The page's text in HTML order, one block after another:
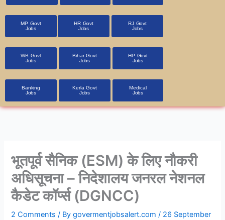
MP Govt
Jobs
HR Govt
Jobs
RJ Govt
Jobs
WB Govt
Jobs
Bihar Govt
Jobs
HP Govt
Jobs
Banking
Jobs
Kerla Govt
Jobs
Medical
Jobs
भूतपूर्व सैनिक (ESM) के लिए नौकरी
अधिसूचना – निदेशालय जनरल नेशनल
कैडेट कॉर्प्स (DGNCC)
2 Comments / Bygovermentjobsalert.com/ 26 September